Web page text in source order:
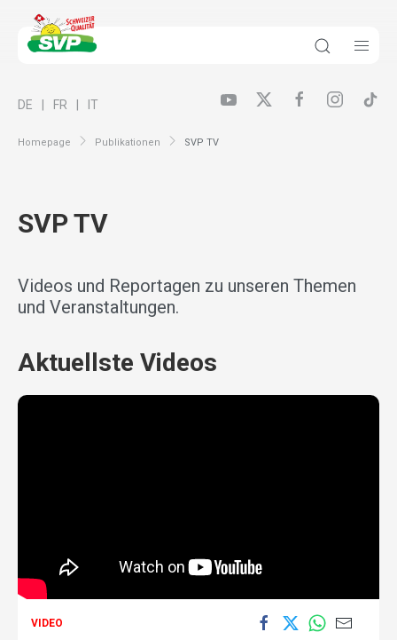
Homepage Publikationen SVP TV
DE FR IT
SVP TV
Videos und Reportagen zu unseren Themen
und Veranstaltungen.
Aktuellste Videos
VIDEO